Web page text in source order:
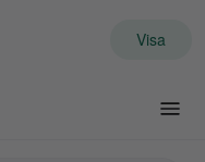
Visa